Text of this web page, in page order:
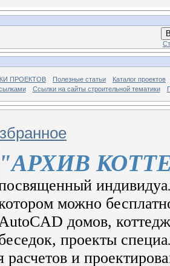
ПРОЕКТОВ Полезные статьи
Каталог проектов
Ссылки на сайты строительной тематики
"АРХИВ
можно
AutoCAD домов,
проекты
расчетов и